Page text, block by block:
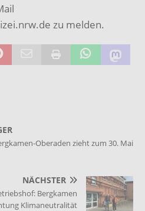
zu melden.
Oberaden zieht zum 30. Mai
NÄCHSTER
Bergkamen
Klimaneutralität